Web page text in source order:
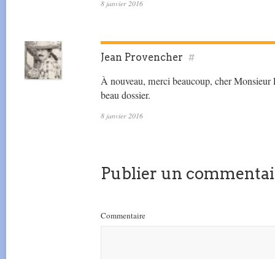
8 janvier 2016
Jean Provencher #
À nouveau, merci beaucoup, cher
beau dossier.
8 janvier 2016
Publier un
Commentaire